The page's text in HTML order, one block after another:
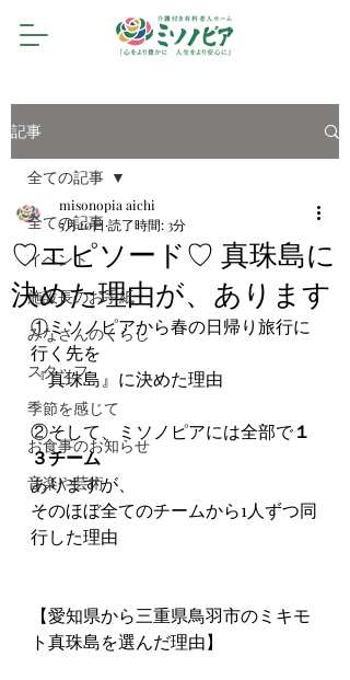
記事
全ての記事
イベント
施設長のお手紙
みなさんのくらし
スタッフ
季節を感じて
お食事のお知らせ
音楽や芸術
全ての記事
♡エピソード♡ 真珠島に
決めた理由が、あります
misonopia aichi
5月20日 読了時間: 3分
①ミソノピアから春の日帰り旅行に
行く先を
『真珠島』に決めた理由
②そして、ミソノピアには全部で１
３チーム
ありますが、
そのほぼ全てのチームから1人ずつ同
行した理由
【愛知県から三重県鳥羽市のミキモ
ト真珠島を選んだ理由】